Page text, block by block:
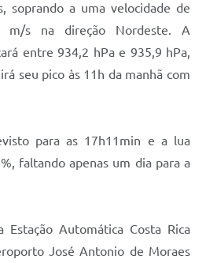
soprando a uma velocidade de
m/s na direção Nordeste. A
entre 934,2 hPa e 935,9 hPa,
seu pico às 11h da manhã com
para as 17h11min e a lua
faltando apenas um dia para a
Estação Automática Costa Rica
José Antonio de Moraes